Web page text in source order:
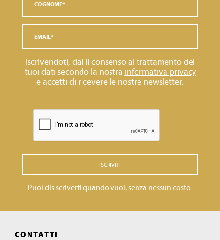
Iscrivendoti, dai il consenso al trattamento dei
tuoi dati secondo la nostra informativa privacy
e accetti di ricevere le nostre newsletter.
ISCRIVITI
Puoi disiscriverti quando vuoi, senza nessun costo.
CONTATTI